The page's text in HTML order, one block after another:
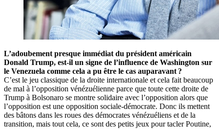
L’adoubement presque immédiat du président américain
Donald Trump, est-il un signe de l’influence de Washington sur
le Venezuela comme cela a pu être le cas auparavant ?
C’est le jeu classique de la droite internationale et cela fait beaucoup
de mal à l’opposition vénézuélienne parce que toute cette droite de
Trump à Bolsonaro se montre solidaire avec l’opposition alors que
l’opposition est une opposition sociale-démocrate. Donc ils mettent
des bâtons dans les roues des démocrates vénézuéliens et de la
transition, mais tout cela, ce sont des petits jeux pour tacler Poutine,